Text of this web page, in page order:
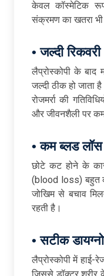
केवल कॉस्मेटिक
संक्रमण का खतरा भी
•जल्दी रिकवरी
लैप्रोस्कोपी के बाद
जल्दी ठीक हो जाता
रोजमर्रा की
और जीवनशैली पर
•कम ब्लड लॉस
छोटे कट होने के
(blood loss) बहुत
जोखिम से बचाव
रहती है।
•सटीक
लैप्रोस्कोपी में हाई-